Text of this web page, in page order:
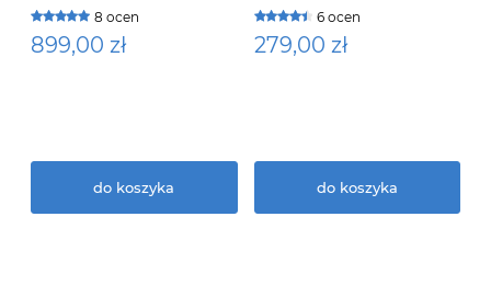
8 ocen
899,00 zł
do koszyka
6 ocen
279,00 zł
do koszyka